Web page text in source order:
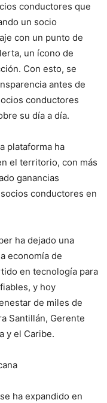
conductores que
un socio
con un punto de
un ícono de
Con esto, se
antes de
conductores
su día a día.
plataforma ha
el territorio, con más
ganancias
conductores en
ha dejado una
economía de
en tecnología para
y hoy
de miles de
Santillán, Gerente
y el Caribe.
ha expandido en